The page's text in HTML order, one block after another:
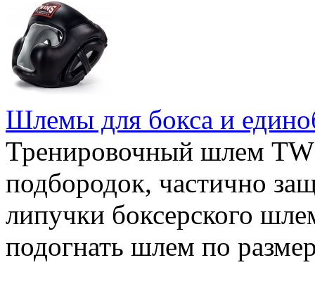
Шлемы для бокса и
Тренировочный шлем
подбородок, частично
липучки боксерского
подогнать шлем по